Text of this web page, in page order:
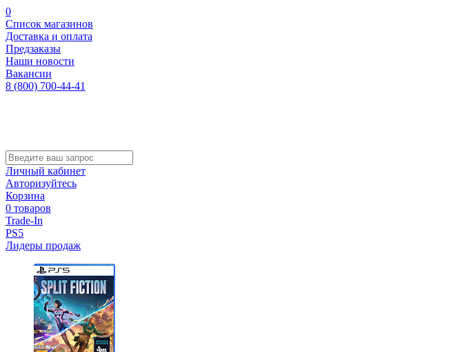
0
Список магазинов
Доставка и оплата
Предзаказы
Наши новости
Вакансии
8 (800) 700-44-41
Личный кабинет
Авторизуйтесь
Корзина
0 товаров
Trade-In
PS5
Лидеры продаж